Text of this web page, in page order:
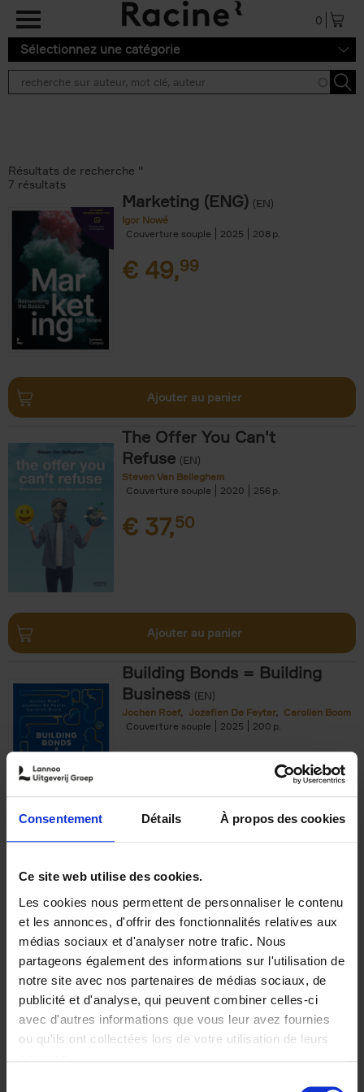
Consentement Détails À propos des cookies
Ce site web utilise des cookies.
Les cookies nous permettent de personnaliser le contenu
et les annonces, d'offrir des fonctionnalités relatives aux
médias sociaux et d'analyser notre trafic. Nous
partageons également des informations sur l'utilisation de
notre site avec nos partenaires de médias sociaux, de
publicité et d'analyse, qui peuvent combiner celles-ci
avec d'autres informations que vous leur avez fournies
ou qu'ils ont collectées lors de votre utilisation de leurs
Aller au contenu principal
0
Sélectionnez une catégorie
Résultats de recherche ''
7 résultats
Marketing (ENG) (EN)
Igor Nowé
Couverture souple
2025 208
€ 49,99
Ajouter au panier
The Offer You Can't
Refuse (EN)
Steven Van Belleghem
Couverture souple
2020 256
€ 37,50
Ajouter au panier
Building Bonds = Building
Business (EN)
Jochen Roef Jozefien De Feyter
Carolien Boom
Couverture souple
2025 200
€29,99
Optichannel Retail. Beyond
the Digital Hysteria
Gino Van Ossel
Autre finition
2019 350
€29,99